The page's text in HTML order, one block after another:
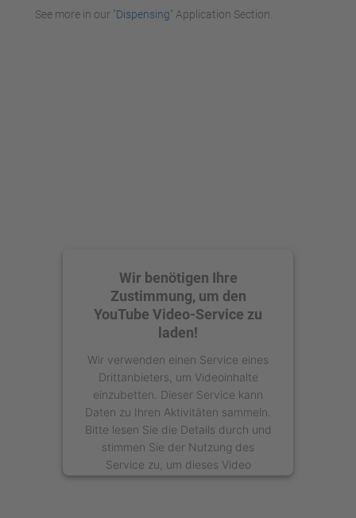
See more in our "Dispensing" Application Section.
Wir benötigen Ihre
Zustimmung, um den
YouTube Video-Service zu
laden!
Wir verwenden einen Service eines
Drittanbieters, um Videoinhalte
einzubetten. Dieser Service kann
Daten zu Ihren Aktivitäten sammeln.
Bitte lesen Sie die Details durch und
stimmen Sie der Nutzung des
Service zu, um dieses Video
anzusehen.